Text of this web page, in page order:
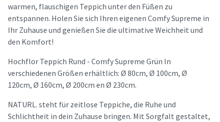
warmen, flauschigen Teppich unter den Füßen zu
entspannen. Holen Sie sich Ihren eigenen Comfy Supreme in
Ihr Zuhause und genießen Sie die ultimative Weichheit und
den Komfort!
Hochflor Teppich Rund - Comfy Supreme Grün In
verschiedenen Größen erhältlich: Ø 80cm, Ø 100cm, Ø
120cm, Ø 160cm, Ø 200cm en Ø 230cm.
NATURL. steht für zeitlose Teppiche, die Ruhe und
Schlichtheit in dein Zuhause bringen. Mit Sorgfalt gestaltet,